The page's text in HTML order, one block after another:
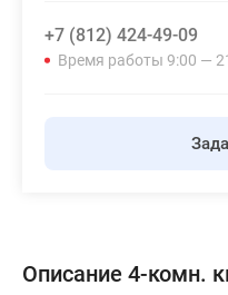
+7 (812) 424-49-09
Время работы 9:00 —
Описание 4-комн.